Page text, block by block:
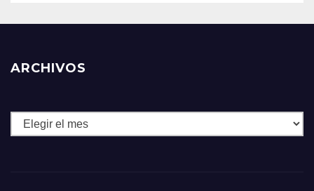
ARCHIVOS
Archivos